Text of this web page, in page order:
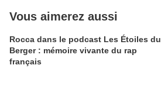
Vous aimerez aussi
Rocca dans le podcast Les Étoiles du
Berger : mémoire vivante du rap
français